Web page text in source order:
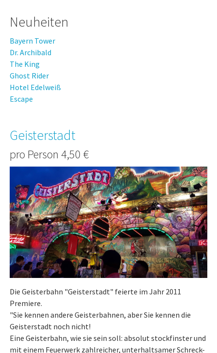
Neuheiten
Bayern Tower
Dr. Archibald
The King
Ghost Rider
Hotel Edelweiß
Escape
Geisterstadt
pro Person 4,50 €
Die Geisterbahn "Geisterstadt" feierte im Jahr 2011
Premiere.
"Sie kennen andere Geisterbahnen, aber Sie kennen die
Geisterstadt noch nicht!
Eine Geisterbahn, wie sie sein soll: absolut stockfinster und
mit einem Feuerwerk zahlreicher, unterhaltsamer Schreck-